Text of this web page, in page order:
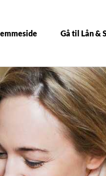
Gå til Lån &